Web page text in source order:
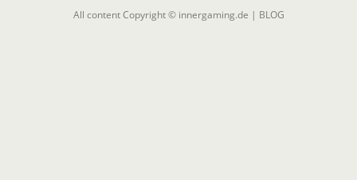
All content Copyright © innergaming.de | BLOG